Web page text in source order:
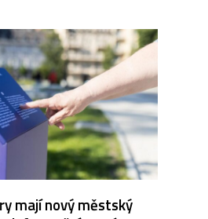
mají nový městský